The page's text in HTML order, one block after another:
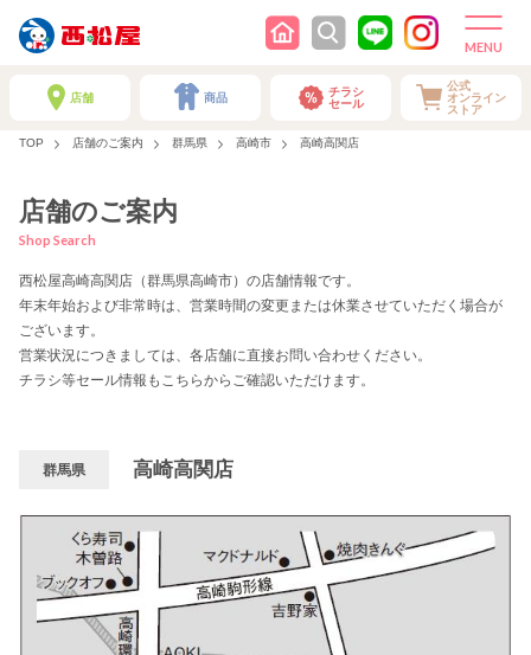
店舗 商品
チラシ
セール
公式
オンライン
ストア
TOP 店舗のご案内 群馬県 高崎市 高崎高関店
店舗のご案内
Shop Search
西松屋高崎高関店（群馬県高崎市）の店舗情報です。
年末年始および非常時は、営業時間の変更または休業させていただく場合が
ございます。
営業状況につきましては、各店舗に直接お問い合わせください。
チラシ等セール情報もこちらからご確認いただけます。
群馬県 高崎高関店